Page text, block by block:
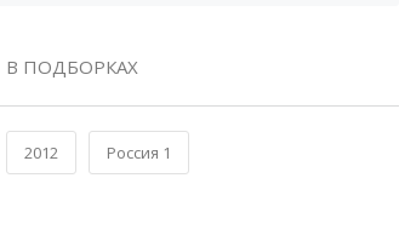
В ПОДБОРКАХ
2012 Россия 1